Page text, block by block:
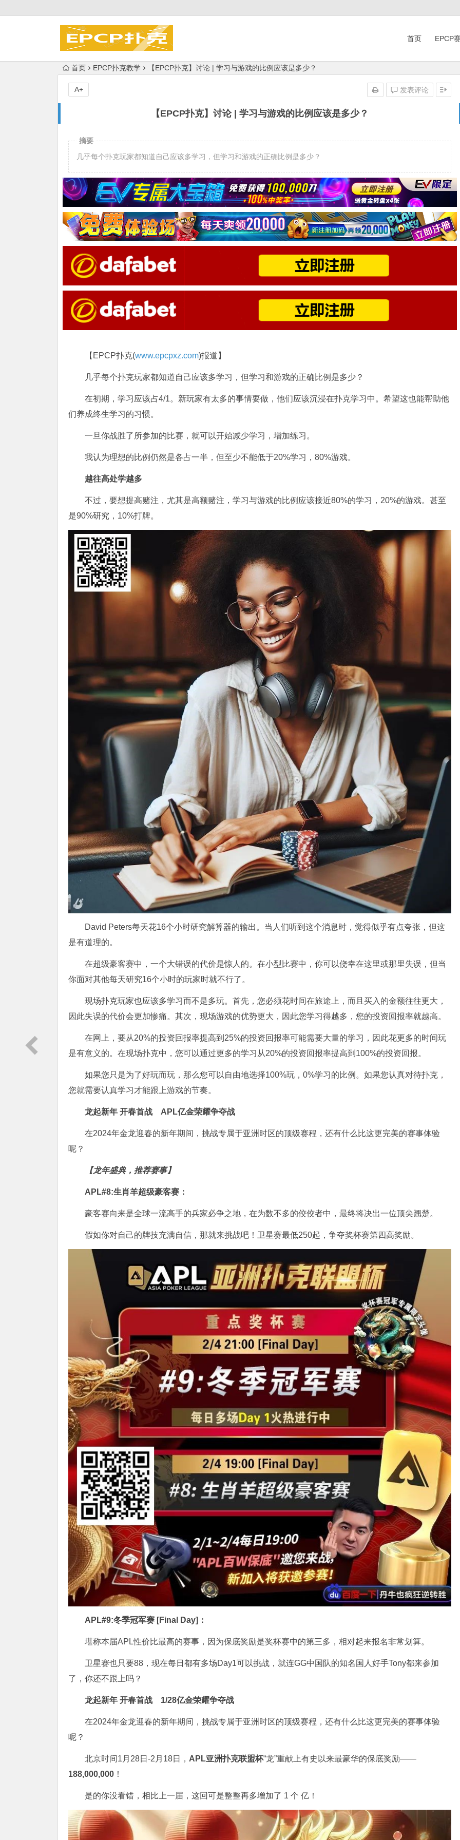
首页 EPCP
首页 EPCP扑克教学 【EPCP扑克】讨论 | 学习与游戏的比例应该是多少？
【EPCP扑克】讨论 | 学习与游戏的比例应该是多少？
发表评论
A+
摘要
几乎每个扑克玩家都知道自己应该多学习，但学习和游戏的正确比例是多少？
【EPCP扑克(www.epcpxz.com)报道】
几乎每个扑克玩家都知道自己应该多学习，但学习和游戏的正确比例是多少？
在初期，学习应该占4/1。新玩家有太多的事情要做，他们应该沉浸在扑克学习中。希望这也能帮助他
们养成终生学习的习惯。
一旦你战胜了所参加的比赛，就可以开始减少学习，增加练习。
我认为理想的比例仍然是各占一半，但至少不能低于20%学习，80%游戏。
越往高处学越多
不过，要想提高赌注，尤其是高额赌注，学习与游戏的比例应该接近80%的学习，20%的游戏。甚至
是90%研究，10%打牌。
David Peters每天花16个小时研究解算器的输出。当人们听到这个消息时，觉得似乎有点夸张，但这
是有道理的。
在超级豪客赛中，一个大错误的代价是惊人的。在小型比赛中，你可以侥幸在这里或那里失误，但当
你面对其他每天研究16个小时的玩家时就不行了。
现场扑克玩家也应该多学习而不是多玩。首先，您必须花时间在旅途上，而且买入的金额往往更大，
因此失误的代价会更加惨痛。其次，现场游戏的优势更大，因此您学习得越多，您的投资回报率就越高。
在网上，要从20%的投资回报率提高到25%的投资回报率可能需要大量的学习，因此花更多的时间玩
是有意义的。在现场扑克中，您可以通过更多的学习从20%的投资回报率提高到100%的投资回报。
如果您只是为了好玩而玩，那么您可以自由地选择100%玩，0%学习的比例。如果您认真对待扑克，
您就需要认真学习才能跟上游戏的节奏。
龙起新年 开春首战 APL亿金荣耀争夺战
在2024年金龙迎春的新年期间，挑战专属于亚洲时区的顶级赛程，还有什么比这更完美的赛事体验
呢？
【龙年盛典，推荐赛事】
APL#8:生肖羊超级豪客赛：
豪客赛向来是全球一流高手的兵家必争之地，在为数不多的佼佼者中，最终将决出一位顶尖翘楚。
假如你对自己的牌技充满自信，那就来挑战吧！卫星赛最低250起，争夺奖杯赛第四高奖励。
APL#9:冬季冠军赛 [Final Day]：
堪称本届APL性价比最高的赛事，因为保底奖励是奖杯赛中的第三多，相对起来报名非常划算。
卫星赛也只要88，现在每日都有多场Day1可以挑战，就连GG中国队的知名国人好手Tony都来参加
了，你还不跟上吗？
龙起新年 开春首战 1/28亿金荣耀争夺战
在2024年金龙迎春的新年期间，挑战专属于亚洲时区的顶级赛程，还有什么比这更完美的赛事体验
呢？
北京时间1月28日-2月18日， APL亚洲扑克联盟杯“龙”重献上有史以来最豪华的保底奖励——
188,000,000 ！
是的你没看错，相比上一届，这回可是整整再多增加了 1 个 亿！